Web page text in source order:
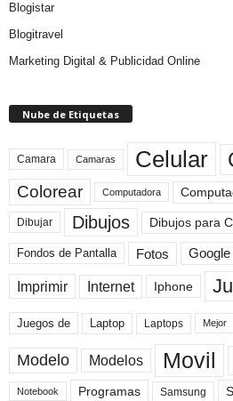
Blogistar
Blogitravel
Marketing Digital & Publicidad Online
Nube de Etiquetas
Camara Camaras Celular
Colorear Computadora
Dibujar Dibujos Dibujos para
Fondos de Pantalla Fotos Google
Imprimir Internet Iphone
Juegos de Laptop Laptops Mejor
Modelo Modelos Movil
Notebook Programas Samsung